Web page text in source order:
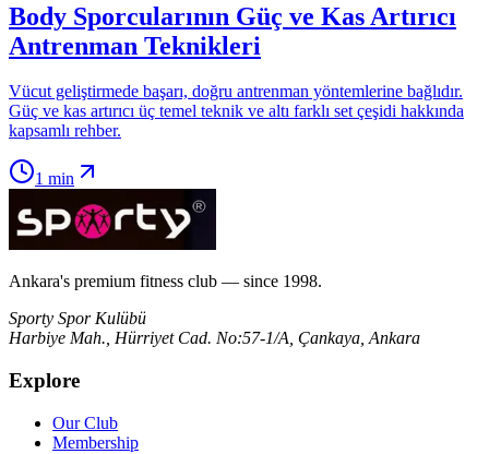
Body Sporcularının Güç ve Kas Artırıcı
Antrenman Teknikleri
Vücut geliştirmede başarı, doğru antrenman yöntemlerine bağlıdır.
Güç ve kas artırıcı üç temel teknik ve altı farklı set çeşidi hakkında
kapsamlı rehber.
1 min
Ankara's premium fitness club — since 1998.
Sporty Spor Kulübü
Harbiye Mah., Hürriyet Cad. No:57-1/A, Çankaya, Ankara
Explore
Our Club
Membership